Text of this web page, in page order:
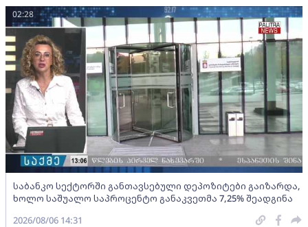
საბანკო სექტორში განთავსებული დეპოზიტები გაიზარდა,
ხოლო საშუალო საპროცენტო განაკვეთმა 7,25% შეადგინა
02:28
2026/08/06 14:31